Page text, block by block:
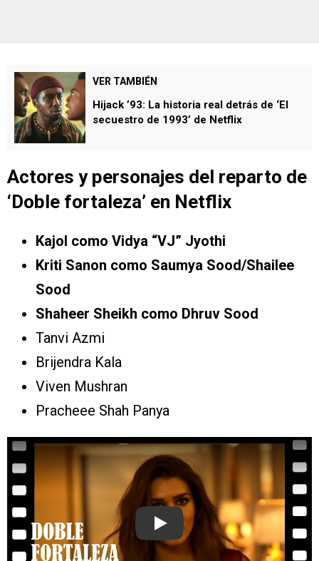
VER TAMBIÉN
Hijack ’93: La historia real detrás de ‘El
secuestro de 1993’ de Netflix
Actores y personajes del reparto de
‘Doble fortaleza’ en Netflix
Kajol como Vidya “VJ” Jyothi
Kriti Sanon como Saumya Sood/Shailee
Sood
Shaheer Sheikh como Dhruv Sood
Tanvi Azmi
Brijendra Kala
Viven Mushran
Pracheee Shah Panya
Play